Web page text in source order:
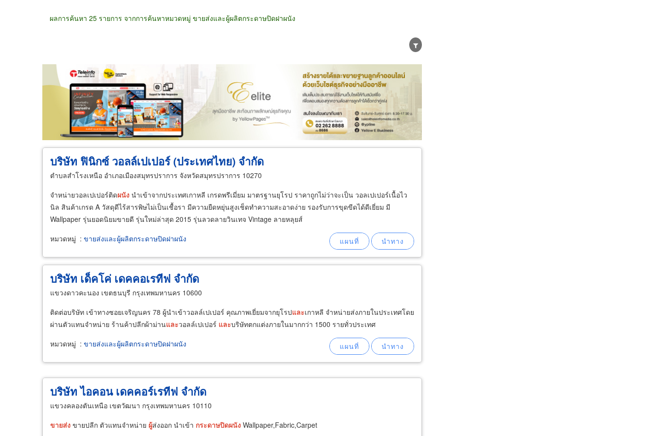
ผลการค้นหา 25 รายการ จากการค้นหาหมวดหมู่ ขายส่งและผู้ผลิตกระดาษปิดฝาผนัง
ขายส่ง ขายปลีก ผู้ผลิต ตัวแทนจัดจำหน่าย ผู้ส่งออก/นำเข้า ธุรกิจบริการ
บริษัท ฟินิกซ์ วอลล์เปเปอร์ (ประเทศไทย) จำกัด
ตำบลสำโรงเหนือ อำเภอเมืองสมุทรปราการ จังหวัดสมุทรปราการ 10270
จำหน่ายวอลเปเปอร์ติดผนัง นำเข้าจากประเทศเกาหลี เกรดพรีเมี่ยม มาตรฐานยุโรป ราคาถูกไม่ว่าจะเป็น วอลเปเปอร์เนื้อไว
นิล สินค้าเกรด A วัสดุดีไร้สารพิษไม่เป็นเชื้อรา มีความยืดหยุ่นสูงเช็ดทำความสะอาดง่าย รองรับการขุดขีดได้ดีเยี่ยม มี
Wallpaper รุ่นยอดนิยมขายดี รุ่นใหม่ล่าสุด 2015 รุ่นลวดลายวินเทจ Vintage ลายหลุยส์
หมวดหมู่ : ขายส่งและผู้ผลิตกระดาษปิดฝาผนัง
บริษัท เด็คโค่ เดคคอเรทีฟ จำกัด
แขวงดาวคะนอง เขตธนบุรี กรุงเทพมหานคร 10600
ติดต่อบริษัท เข้าทางซอยเจริญนคร 78 ผู้นำเข้าวอลล์เปเปอร์ คุณภาพเยี่ยมจากยุโรปและเกาหลี จำหน่ายส่งภายในประเทศโดย
ผ่านตัวแทนจำหน่าย ร้านค้าปลีกผ้าม่านและวอลล์เปเปอร์ และบริษัทตกแต่งภายในมากกว่า 1500 รายทั่วประเทศ
หมวดหมู่ : ขายส่งและผู้ผลิตกระดาษปิดฝาผนัง
บริษัท ไอคอน เดคคอร์เรทีฟ จำกัด
แขวงคลองตันเหนือ เขตวัฒนา กรุงเทพมหานคร 10110
ขายส่ง ขายปลีก ตัวแทนจำหน่าย ผู้ส่งออก นำเข้า กระดาษปิดผนัง Wallpaper,Fabric,Carpet